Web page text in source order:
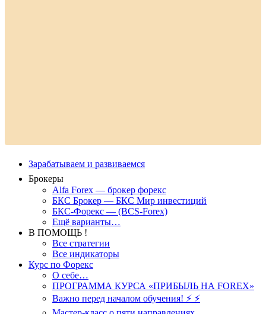
Зарабатываем и развиваемся
Брокеры
Alfa Forex — брокер форекс
БКС Брокер — БКС Мир инвестиций
БКС-Форекс — (BCS-Forex)
Ещё варианты…
В ПОМОЩЬ !
Все стратегии
Все индикаторы
Курс по Форекс
О себе…
ПРОГРАММА КУРСА «ПРИБЫЛЬ НА FOREX»
Важно перед началом обучения! ⚡ ⚡